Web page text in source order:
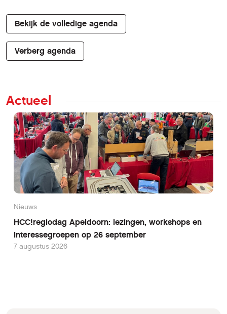
Bekijk de volledige agenda
Verberg agenda
Actueel
Nieuws
HCC!regiodag Apeldoorn: lezingen, workshops en
interessegroepen op 26 september
7 augustus 2026